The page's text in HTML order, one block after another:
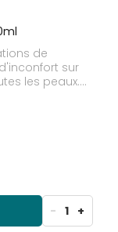
de
sur
les peaux.
+ Huile de
3 & 6]
- 1 +